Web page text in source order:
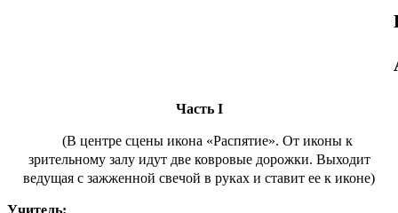
Часть I
(В центре сцены икона «Распятие». От иконы к
зрительному залу идут две ковровые дорожки. Выходит
ведущая с зажженной свечой в руках и ставит ее к иконе)
Учитель: